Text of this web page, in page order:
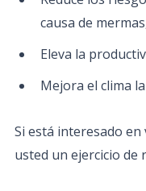
causa de
Eleva la
Mejora el clima
Si está interesado
usted un ejercicio de